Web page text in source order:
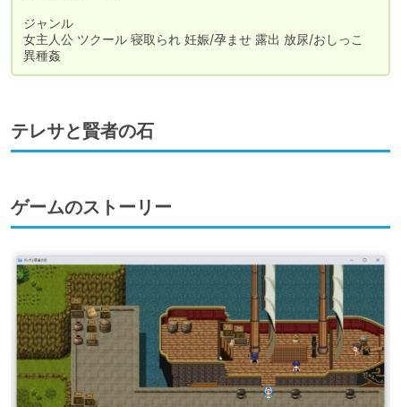
ジャンル
女主人公 ツクール 寝取られ 妊娠/孕ませ 露出 放尿/おしっこ
テレサと賢者の石
ゲームのストーリー